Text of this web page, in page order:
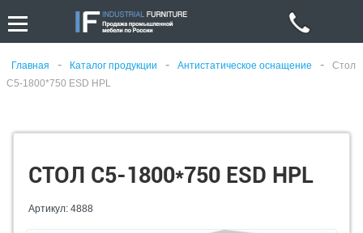
Главная - Каталог продукции - Антистатическое оснащение -
Стол
С5-1800*750 ESD HPL
СТОЛ С5-1800*750 ESD HPL
Артикул: 4888